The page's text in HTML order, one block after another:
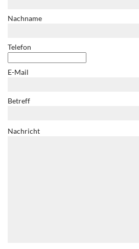
Nachname
Telefon
E-Mail
Betreff
Nachricht